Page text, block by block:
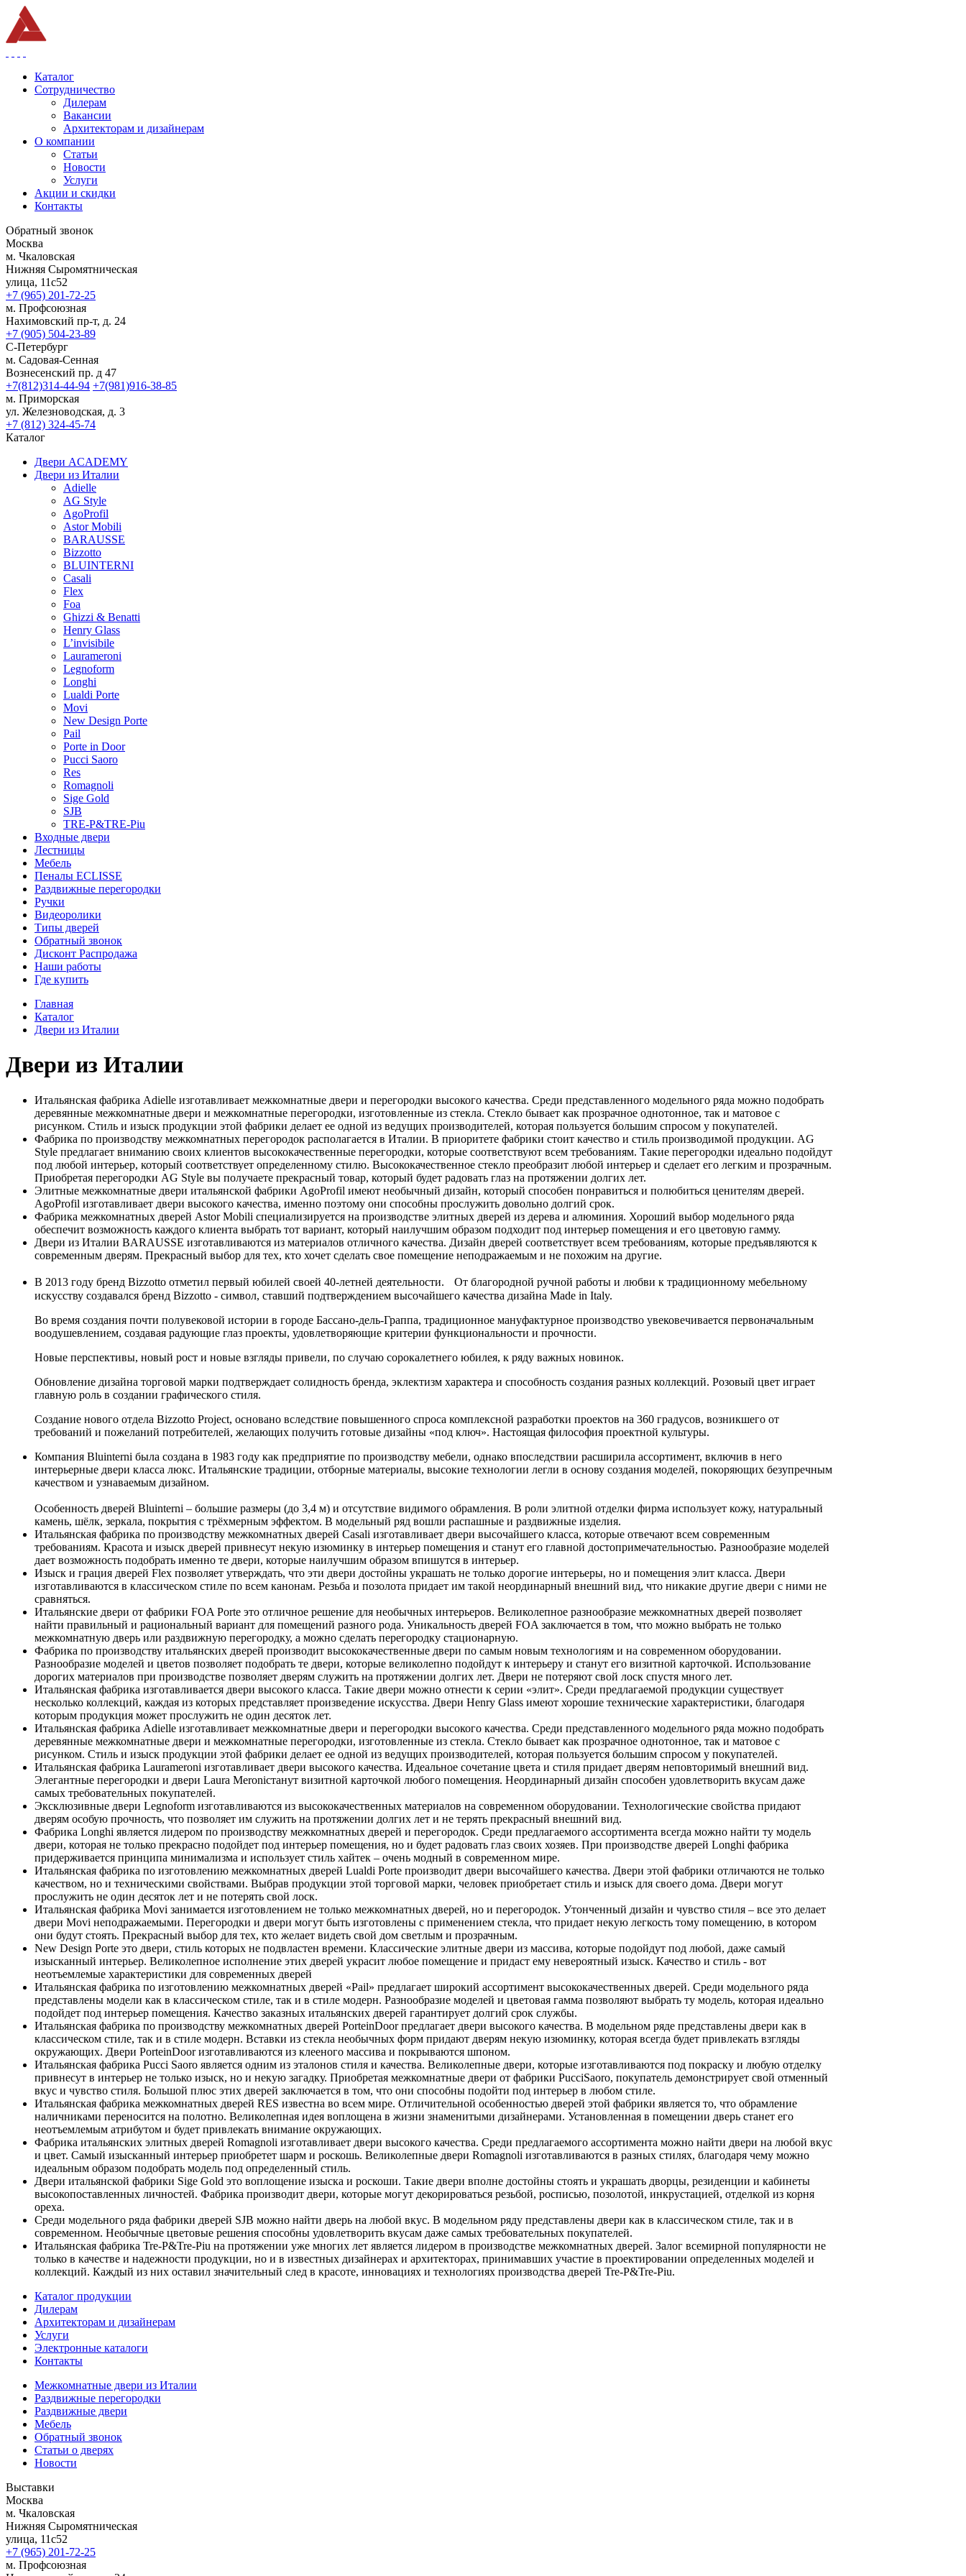
Каталог
Сотрудничество
Дилерам
Вакансии
Архитекторам и дизайнерам
О компании
Статьи
Новости
Услуги
Акции и скидки
Контакты
Обратный звонок
Москва
м. Чкаловская
Нижняя Сыромятническая
улица, 11с52
+7 (965) 201-72-25
м. Профсоюзная
Нахимовский пр-т, д. 24
+7 (905) 504-23-89
С-Петербург
м. Садовая-Сенная
Вознесенский пр. д 47
+7(812)314-44-94 +7(981)916-38-85
м. Приморская
ул. Железноводская, д. 3
+7 (812) 324-45-74
Каталог
Двери ACADEMY
Двери из Италии
Adielle
AG Style
AgoProfil
Astor Mobili
BARAUSSE
Bizzotto
BLUINTERNI
Casali
Flex
Foa
Ghizzi & Benatti
Henry Glass
L’invisibile
Laurameroni
Legnoform
Longhi
Lualdi Porte
Movi
New Design Porte
Pail
Porte in Door
Pucci Saoro
Res
Romagnoli
Sige Gold
SJB
TRE-P&TRE-Piu
Входные двери
Лестницы
Мебель
Пеналы ECLISSE
Раздвижные перегородки
Ручки
Видеоролики
Типы дверей
Обратный звонок
Дисконт Распродажа
Наши работы
Где купить
Главная
Каталог
Двери из Италии
Двери из Италии
Итальянская фабрика Adielle изготавливает межкомнатные двери и перегородки высокого качества. Среди представленного модельного ряда можно подобрать
деревянные межкомнатные двери и межкомнатные перегородки, изготовленные из стекла. Стекло бывает как прозрачное однотонное, так и матовое с
рисунком. Стиль и изыск продукции этой фабрики делает ее одной из ведущих производителей, которая пользуется большим спросом у покупателей.
Фабрика по производству межкомнатных перегородок располагается в Италии. В приоритете фабрики стоит качество и стиль производимой продукции. AG
Style предлагает вниманию своих клиентов высококачественные перегородки, которые соответствуют всем требованиям. Такие перегородки идеально подойдут
под любой интерьер, который соответствует определенному стилю. Высококачественное стекло преобразит любой интерьер и сделает его легким и прозрачным.
Приобретая перегородки AG Style вы получаете прекрасный товар, который будет радовать глаз на протяжении долгих лет.
Элитные межкомнатные двери итальянской фабрики AgoProfil имеют необычный дизайн, который способен понравиться и полюбиться ценителям дверей.
AgoProfil изготавливает двери высокого качества, именно поэтому они способны прослужить довольно долгий срок.
Фабрика межкомнатных дверей Astor Mobili специализируется на производстве элитных дверей из дерева и алюминия. Хороший выбор модельного ряда
обеспечит возможность каждого клиента выбрать тот вариант, который наилучшим образом подходит под интерьер помещения и его цветовую гамму.
Двери из Италии BARAUSSE изготавливаются из материалов отличного качества. Дизайн дверей соответствует всем требованиям, которые предъявляются к
современным дверям. Прекрасный выбор для тех, кто хочет сделать свое помещение неподражаемым и не похожим на другие.
В 2013 году бренд Bizzotto отметил первый юбилей своей 40-летней деятельности. От благородной ручной работы и любви к традиционному мебельному
искусству создавался бренд Bizzotto - символ, ставший подтверждением высочайшего качества дизайна Made in Italy.
Во время создания почти полувековой истории в городе Бассано-дель-Граппа, традиционное мануфактурное производство увековечивается первоначальным
воодушевлением, создавая радующие глаз проекты, удовлетворяющие критерии функциональности и прочности.
Новые перспективы, новый рост и новые взгляды привели, по случаю сорокалетнего юбилея, к ряду важных новинок.
Обновление дизайна торговой марки подтверждает солидность бренда, эклектизм характера и способность создания разных коллекций. Розовый цвет играет
главную роль в создании графического стиля.
Создание нового отдела Bizzotto Project, основано вследствие повышенного спроса комплексной разработки проектов на 360 градусов, возникшего от
требований и пожеланий потребителей, желающих получить готовые дизайны «под ключ». Настоящая философия проектной культуры.
Компания Bluinterni была создана в 1983 году как предприятие по производству мебели, однако впоследствии расширила ассортимент, включив в него
интерьерные двери класса люкс. Итальянские традиции, отборные материалы, высокие технологии легли в основу создания моделей, покоряющих безупречным
качеством и узнаваемым дизайном.
Особенность дверей Bluinterni – большие размеры (до 3,4 м) и отсутствие видимого обрамления. В роли элитной отделки фирма использует кожу, натуральный
камень, шёлк, зеркала, покрытия с трёхмерным эффектом. В модельный ряд вошли распашные и раздвижные изделия.
Итальянская фабрика по производству межкомнатных дверей Casali изготавливает двери высочайшего класса, которые отвечают всем современным
требованиям. Красота и изыск дверей привнесут некую изюминку в интерьер помещения и станут его главной достопримечательностью. Разнообразие моделей
дает возможность подобрать именно те двери, которые наилучшим образом впишутся в интерьер.
Изыск и грация дверей Flex позволяет утверждать, что эти двери достойны украшать не только дорогие интерьеры, но и помещения элит класса. Двери
изготавливаются в классическом стиле по всем канонам. Резьба и позолота придает им такой неординарный внешний вид, что никакие другие двери с ними не
сравняться.
Итальянские двери от фабрики FOA Porte это отличное решение для необычных интерьеров. Великолепное разнообразие межкомнатных дверей позволяет
найти правильный и рациональный вариант для помещений разного рода. Уникальность дверей FOA заключается в том, что можно выбрать не только
межкомнатную дверь или раздвижную перегородку, а можно сделать перегородку стационарную.
Фабрика по производству итальянских дверей производит высококачественные двери по самым новым технологиям и на современном оборудовании.
Разнообразие моделей и цветов позволяет подобрать те двери, которые великолепно подойдут к интерьеру и станут его визитной карточкой. Использование
дорогих материалов при производстве позволяет дверям служить на протяжении долгих лет. Двери не потеряют свой лоск спустя много лет.
Итальянская фабрика изготавливается двери высокого класса. Такие двери можно отнести к серии «элит». Среди предлагаемой продукции существует
несколько коллекций, каждая из которых представляет произведение искусства. Двери Henry Glass имеют хорошие технические характеристики, благодаря
которым продукция может прослужить не один десяток лет.
Итальянская фабрика Adielle изготавливает межкомнатные двери и перегородки высокого качества. Среди представленного модельного ряда можно подобрать
деревянные межкомнатные двери и межкомнатные перегородки, изготовленные из стекла. Стекло бывает как прозрачное однотонное, так и матовое с
рисунком. Стиль и изыск продукции этой фабрики делает ее одной из ведущих производителей, которая пользуется большим спросом у покупателей.
Итальянская фабрика Laurameroni изготавливает двери высокого качества. Идеальное сочетание цвета и стиля придает дверям неповторимый внешний вид.
Элегантные перегородки и двери Laura Meroniстанут визитной карточкой любого помещения. Неординарный дизайн способен удовлетворить вкусам даже
самых требовательных покупателей.
Эксклюзивные двери Legnoform изготавливаются из высококачественных материалов на современном оборудовании. Технологические свойства придают
дверям особую прочность, что позволяет им служить на протяжении долгих лет и не терять прекрасный внешний вид.
Фабрика Longhi является лидером по производству межкомнатных дверей и перегородок. Среди предлагаемого ассортимента всегда можно найти ту модель
двери, которая не только прекрасно подойдет под интерьер помещения, но и будет радовать глаз своих хозяев. При производстве дверей Longhi фабрика
придерживается принципа минимализма и использует стиль хайтек – очень модный в современном мире.
Итальянская фабрика по изготовлению межкомнатных дверей Lualdi Porte производит двери высочайшего качества. Двери этой фабрики отличаются не только
качеством, но и техническими свойствами. Выбрав продукции этой торговой марки, человек приобретает стиль и изыск для своего дома. Двери могут
прослужить не один десяток лет и не потерять свой лоск.
Итальянская фабрика Movi занимается изготовлением не только межкомнатных дверей, но и перегородок. Утонченный дизайн и чувство стиля – все это делает
двери Movi неподражаемыми. Перегородки и двери могут быть изготовлены с применением стекла, что придает некую легкость тому помещению, в котором
они будут стоять. Прекрасный выбор для тех, кто желает видеть свой дом светлым и прозрачным.
New Design Porte это двери, стиль которых не подвластен времени. Классические элитные двери из массива, которые подойдут под любой, даже самый
изысканный интерьер. Великолепное исполнение этих дверей украсит любое помещение и придаст ему невероятный изыск. Качество и стиль - вот
неотъемлемые характеристики для современных дверей
Итальянская фабрика по изготовлению межкомнатных дверей «Pail» предлагает широкий ассортимент высококачественных дверей. Среди модельного ряда
представлены модели как в классическом стиле, так и в стиле модерн. Разнообразие моделей и цветовая гамма позволяют выбрать ту модель, которая идеально
подойдет под интерьер помещения. Качество заказных итальянских дверей гарантирует долгий срок службы.
Итальянская фабрика по производству межкомнатных дверей PorteinDoor предлагает двери высокого качества. В модельном ряде представлены двери как в
классическом стиле, так и в стиле модерн. Вставки из стекла необычных форм придают дверям некую изюминку, которая всегда будет привлекать взгляды
окружающих. Двери PorteinDoor изготавливаются из клееного массива и покрываются шпоном.
Итальянская фабрика Pucci Saoro является одним из эталонов стиля и качества. Великолепные двери, которые изготавливаются под покраску и любую отделку
привнесут в интерьер не только изыск, но и некую загадку. Приобретая межкомнатные двери от фабрики PucciSaoro, покупатель демонстрирует свой отменный
вкус и чувство стиля. Большой плюс этих дверей заключается в том, что они способны подойти под интерьер в любом стиле.
Итальянская фабрика межкомнатных дверей RES известна во всем мире. Отличительной особенностью дверей этой фабрики является то, что обрамление
наличниками переносится на полотно. Великолепная идея воплощена в жизни знаменитыми дизайнерами. Установленная в помещении дверь станет его
неотъемлемым атрибутом и будет привлекать внимание окружающих.
Фабрика итальянских элитных дверей Romagnoli изготавливает двери высокого качества. Среди предлагаемого ассортимента можно найти двери на любой вкус
и цвет. Самый изысканный интерьер приобретет шарм и роскошь. Великолепные двери Romagnoli изготавливаются в разных стилях, благодаря чему можно
идеальным образом подобрать модель под определенный стиль.
Двери итальянской фабрики Sige Gold это воплощение изыска и роскоши. Такие двери вполне достойны стоять и украшать дворцы, резиденции и кабинеты
высокопоставленных личностей. Фабрика производит двери, которые могут декорироваться резьбой, росписью, позолотой, инкрустацией, отделкой из корня
ореха.
Среди модельного ряда фабрики дверей SJB можно найти дверь на любой вкус. В модельном ряду представлены двери как в классическом стиле, так и в
современном. Необычные цветовые решения способны удовлетворить вкусам даже самых требовательных покупателей.
Итальянская фабрика Tre-P&Tre-Piu на протяжении уже многих лет является лидером в производстве межкомнатных дверей. Залог всемирной популярности не
только в качестве и надежности продукции, но и в известных дизайнерах и архитекторах, принимавших участие в проектировании определенных моделей и
коллекций. Каждый из них оставил значительный след в красоте, инновациях и технологиях производства дверей Tre-P&Tre-Piu.
Каталог продукции
Дилерам
Архитекторам и дизайнерам
Услуги
Электронные каталоги
Контакты
Межкомнатные двери из Италии
Раздвижные перегородки
Раздвижные двери
Мебель
Обратный звонок
Статьи о дверях
Новости
Выставки
Москва
м. Чкаловская
Нижняя Сыромятническая
улица, 11с52
+7 (965) 201-72-25
м. Профсоюзная